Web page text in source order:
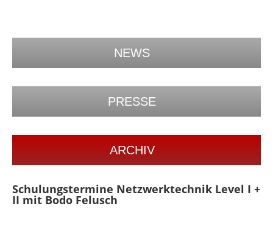
NEWS
PRESSE
ARCHIV
Schulungstermine Netzwerktechnik Level I +
II mit Bodo Felusch